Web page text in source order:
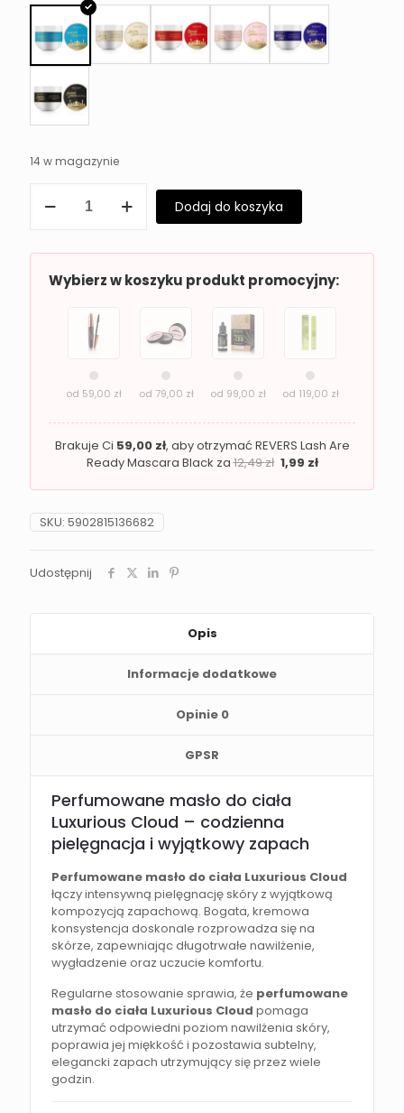
14 w magazynie
Perfumowane
Ciała
Luxurious
Cloud
Nawilżenie
Dodaj do koszyka
Wybierz w koszyku produkt promocyjny:
od 59,00 zł od 79,00 zł od 99,00 zł od 119,00 zł
Brakuje Ci 59,00 zł, aby otrzymać REVERS Lash Are
Ready Mascara Black za12,49zł 1,99 zł
SKU: 5902815136682
Udostępnij
Opis
Informacje dodatkowe
Opinie 0
GPSR
Perfumowane masło do ciała
Luxurious Cloud – codzienna
pielęgnacja i wyjątkowy zapach
Perfumowane masło do ciała Luxurious Cloud
łączy intensywną pielęgnację skóry z wyjątkową
kompozycją zapachową. Bogata, kremowa
konsystencja doskonale rozprowadza się na
skórze, zapewniając długotrwałe nawilżenie,
wygładzenie oraz uczucie komfortu.
Regularne stosowanie sprawia, że perfumowane
masło do ciała Luxurious Cloud pomaga
utrzymać odpowiedni poziom nawilżenia skóry,
poprawia jej miękkość i pozostawia subtelny,
elegancki zapach utrzymujący się przez wiele
godzin.